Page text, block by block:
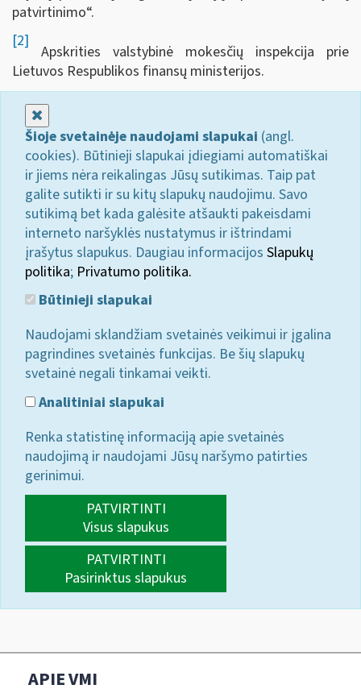
patvirtinimo“.
[2]
Apskrities valstybinė mokesčių inspekcija prie
Lietuvos Respublikos finansų ministerijos.
Šioje svetainėje naudojami slapukai (angl.
cookies). Būtinieji slapukai įdiegiami automatiškai
ir jiems nėra reikalingas Jūsų sutikimas. Taip pat
galite sutikti ir su kitų slapukų naudojimu. Savo
sutikimą bet kada galėsite atšaukti pakeisdami
interneto naršyklės nustatymus ir ištrindami
įrašytus slapukus. Daugiau informacijos Slapukų
politika; Privatumo politika.
Būtinieji slapukai
Naudojami sklandžiam svetainės veikimui ir įgalina
pagrindines svetainės funkcijas. Be šių slapukų
svetainė negali tinkamai veikti.
Analitiniai slapukai
Renka statistinę informaciją apie svetainės
naudojimą ir naudojami Jūsų naršymo patirties
gerinimui.
PATVIRTINTI
Visus slapukus
PATVIRTINTI
Pasirinktus slapukus
APIE VMI